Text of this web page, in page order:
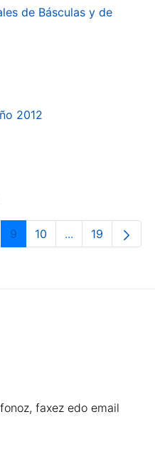
de Básculas y de
2012
Pages Use TAB to
Orrialdea
9 Orrialdea
10 ...Intermediate
Orrialdea
19
faxez edo email